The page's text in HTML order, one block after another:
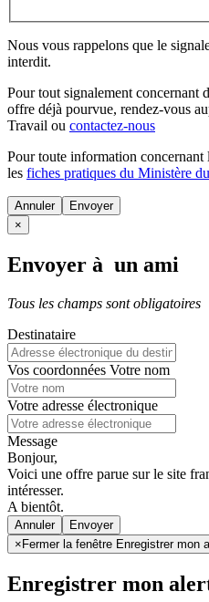
Nous vous rappelons que le
interdit.
Pour tout signalement concernant
offre déjà pourvue, rendez-vous
Travail ou contactez-nous
Pour toute information concernant
les fiches pratiques du Ministère
Annuler
×
Envoyer à un ami
Tous les champs sont obligatoires
Destinataire
Vos coordonnées Votre nom
Votre adresse électronique
Message
Bonjour,
Voici une offre parue sur le site
intéresser.
A bientôt.
Annuler
× Fermer la fenêtre Enregistrer mon
Enregistrer mon